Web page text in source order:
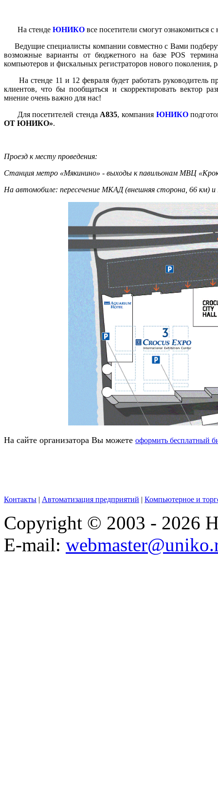
На стенде ЮНИКО все посетители смогут ознакомиться
Ведущие специалисты компании совместно с Вами
возможные варианты от бюджетного на базе POS
компьютеров и фискальных регистраторов нового
На стенде 11 и 12 февраля будет работать
клиентов, что бы пообщаться и скорректировать вектор
мнение очень важно для нас!
Для посетителей стенда А835, компания ЮНИКО
ОТ ЮНИКО».
Проезд к месту проведения:
Станция метро «Мякинино» - выходы к павильонам МВЦ
На автомобиле: пересечение МКАД (внешняя сторона, 66 км) и
На сайте организатора Вы можете оформить бесплатный
Контакты | Автоматизация предприятий | Компьютерное и
Copyright © 2003 - 2026
E-mail: